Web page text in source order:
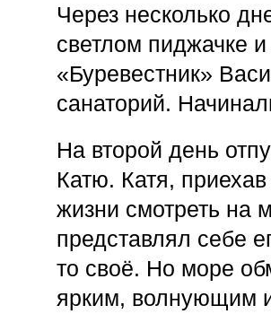
Через несколько
светлом пиджачке
«Буревестник»
санаторий.
На второй день
Катю. Катя,
жизни смотреть на
представлял себе
то своё. Но море
ярким, волнующим